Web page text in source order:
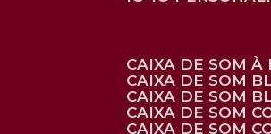
CAIXA DE SOM
CAIXA DE SOM
CAIXA DE SOM
CAIXA DE SOM
CAIXA DE SOM